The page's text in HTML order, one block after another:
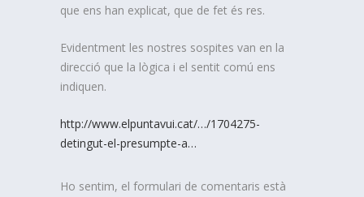
que ens han explicat, que de fet és res.
Evidentment les nostres sospites van en la
direcció que la lògica i el sentit comú ens
indiquen.
http://www.elpuntavui.cat/…/1704275-
detingut-el-presumpte-a…
Ho sentim, el formulari de comentaris està